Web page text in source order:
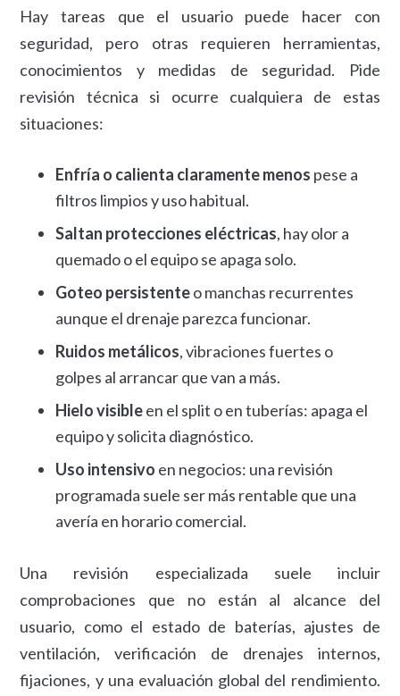
Hay tareas que el usuario puede hacer con
seguridad, pero otras requieren herramientas,
conocimientos y medidas de seguridad. Pide
revisión técnica si ocurre cualquiera de estas
situaciones:
Enfría o calienta claramente menos pese a
filtros limpios y uso habitual.
Saltan protecciones eléctricas, hay olor a
quemado o el equipo se apaga solo.
Goteo persistenteo manchas recurrentes
aunque el drenaje parezca funcionar.
Ruidos metálicos, vibraciones fuertes o
golpes al arrancar que van a más.
Hielo visibleen el split o en tuberías: apaga el
equipo y solicita diagnóstico.
Uso intensivo en negocios: una revisión
programada suele ser más rentable que una
avería en horario comercial.
Una revisión especializada suele incluir
comprobaciones que no están al alcance del
usuario, como el estado de baterías, ajustes de
ventilación, verificación de drenajes internos,
fijaciones, y una evaluación global del rendimiento.